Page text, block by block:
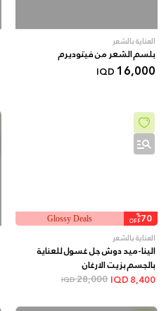
العناية بالشعر
بلسم الشعر من فيتوديرم
16,000
IQD
70
%
OFF
Glossy Deals
العناية بالشعر
الينا-ميد دوش جل غسول للعناية
بالجسم بزيت الارغان
8,400
28,000
IQD